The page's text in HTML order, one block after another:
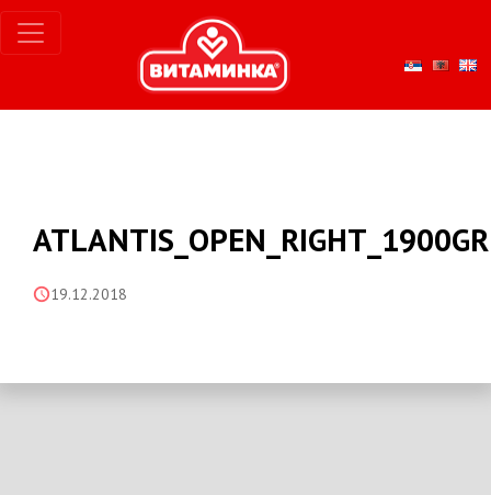
ATLANTIS_OPEN_RIGHT_1900GR
19.12.2018